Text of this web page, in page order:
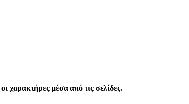
χαρακτήρες μέσα από τις σελίδες.